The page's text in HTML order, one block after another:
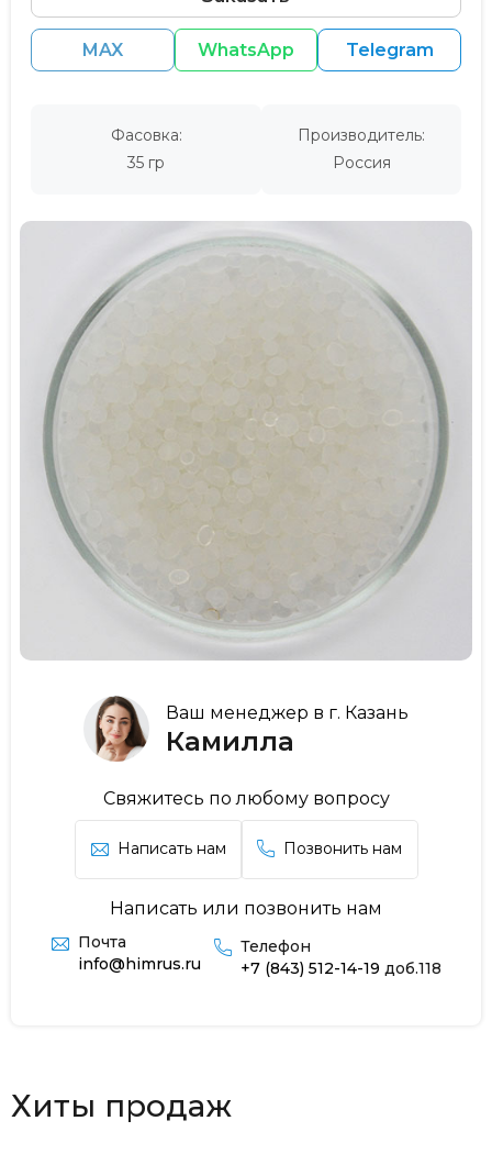
Ваш менеджер в г. Казань
Камилла
Свяжитесь по любому вопросу
Написать нам Позвонить нам
Написать или позвонить нам
Почта
info@himrus.ru
Телефон
+7 (843) 512-14-19 доб.118
MAX WhatsApp Telegram
Фасовка:
35 гр
Производитель:
Россия
Хиты продаж